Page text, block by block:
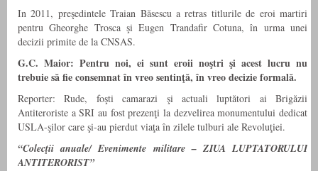
In 2011, preşedintele Traian Băsescu a retras titlurile de eroi martiri
pentru Gheorghe Trosca şi Eugen Trandafir Cotuna, în urma unei
decizii primite de la CNSAS.
G.C. Maior: Pentru noi, ei sunt eroii noştri şi acest lucru nu
trebuie să fie consemnat în vreo sentinţă, în vreo decizie formală.
Reporter: Rude, foşti camarazi şi actuali luptători ai Brigăzii
Antiteroriste a SRI au fost prezenţi la dezvelirea monumentului dedicat
USLA-şilor care şi-au pierdut viaţa în zilele tulburi ale Revoluţiei.
“Colecţii anuale/ Evenimente militare – ZIUA LUPTATORULUI
ANTITERORIST”